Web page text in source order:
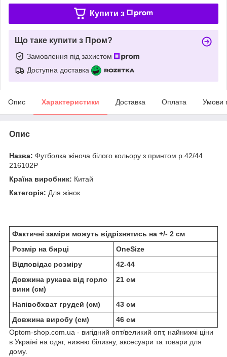
Купити з
Що таке купити з Пром?
Замовлення під захистом
Доступна доставка
Опис Характеристики Доставка Оплата Умови
Опис
Назва: Футболка жіноча білого кольору з принтом р.42/44
216102P
Країна виробник: Китай
Категорія: Для жінок
Фактичні заміри можуть відрізнятись на +/- 2 см
Розмір на бирці
OneSize
Відповідає розміру
42-44
Довжина рукава від горло
вини (см)
21 см
Напівобхват грудей (см)
43 см
Довжина виробу (см)
46 см
Optom-shop.com.ua - вигідний опт/великий опт, найнижчі ціни
в Україні на одяг, нижню білизну, аксесуари та товари для
дому.